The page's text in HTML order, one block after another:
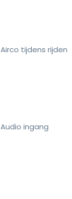
Airco tijdens rijden
Audio ingang